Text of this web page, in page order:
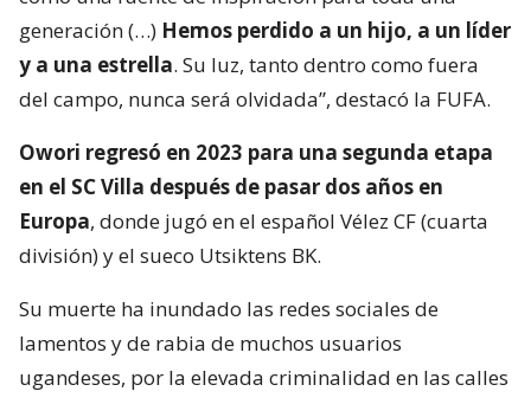
generación (…) Hemos perdido a un hijo, a un líder
y a una estrella. Su luz, tanto dentro como fuera
del campo, nunca será olvidada”, destacó la FUFA.
Owori regresó en 2023 para una segunda etapa
en el SC Villa después de pasar dos años en
Europa, donde jugó en el español Vélez CF (cuarta
división) y el sueco Utsiktens BK.
Su muerte ha inundado las redes sociales de
lamentos y de rabia de muchos usuarios
ugandeses, por la elevada criminalidad en las calles